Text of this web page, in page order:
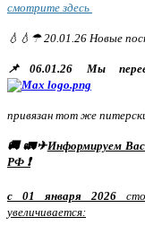
смотрите здесь
💧💧☂ 20.01.26 Новые
📌06.01.26 Мы
привязан тот же
🚚 🚛✈Информируем
РФ ❗
с 01 января 2026
увеличивается: